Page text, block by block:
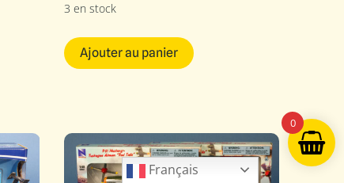
3 en stock
Ajouter au panier
Français
0